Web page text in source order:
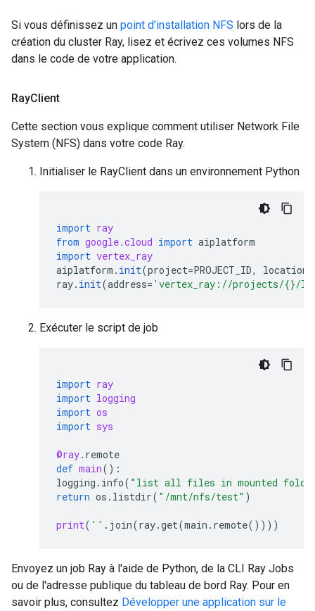
Si vous définissez un point d'installation NFS lors de la
création du cluster Ray, lisez et écrivez ces volumes NFS
dans le code de votre application.
RayClient
Cette section vous explique comment utiliser Network File
System (NFS) dans votre code Ray.
Initialiser le RayClient dans un environnement Python
import ray
from google.cloud import aiplatform
import vertex_ray
aiplatform . init(project=PROJECT_ID, location
ray. init(address= 'vertex_ray://projects/{}/
Exécuter le script de job
import ray
import logging
import os
import sys
@ray. remote
def main():
logging . info( "list all files in mounted
return os . listdir( "/mnt/nfs/test" )
print( '' . join(ray.get(main . remote())))
Envoyez un job Ray à l'aide de Python, de la CLI Ray Jobs
ou de l'adresse publique du tableau de bord Ray. Pour en
savoir plus, consultez Développer une application sur le